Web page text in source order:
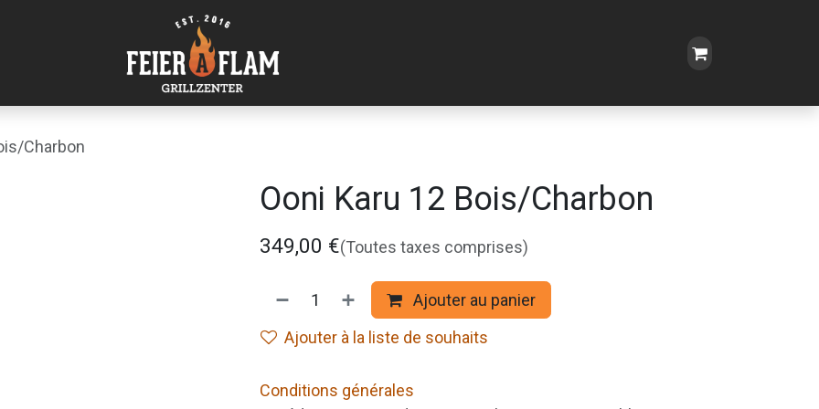
Charbon
Ooni Karu 12 Bois/Charbon
349,00 €(Toutes taxes comprises)
Ajouter au panier
Ajouter à la liste de souhaits
Conditions générales